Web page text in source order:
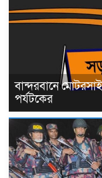
বান্দরবানে
পর্যটকের